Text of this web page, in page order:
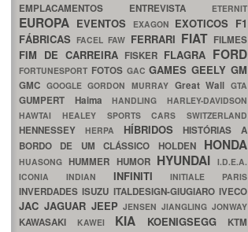
EMPLACAMENTOS ENTREVISTA ETERNIT
EUROPA EVENTOS EXAGON EXOTICOS F1
FÁBRICASFACELFAW FERRARI FIAT FILMES
FIM DE CARREIRA FISKER FLAGRA FORD
FORTUNESPORT FOTOS GACGAMESGEELYGM
GMC GOOGLEGORDON MURRAY Great WallGTA
GUMPERT HaimaHANDLINGHARLEY-DAVIDSON
HAWTAI HEALEY SPORTS CARS SWITZERLAND
HENNESSEY HERPA HÍBRIDOSHISTÓRIAS A
BORDO DE UM CLÁSSICO HOLDEN HONDA
HUASONGHUMMER HUMOR HYUNDAI I.D.E.A.
ICONIA INDIAN INFINITIINITIALE PARIS
INVERDADESISUZU ITALDESIGN-GIUGIAROIVECO
JAC JAGUAR JEEPJENSENJIANGLINGJONWAY
KAWASAKI KAWEI KIA KOENIGSEGG KTM